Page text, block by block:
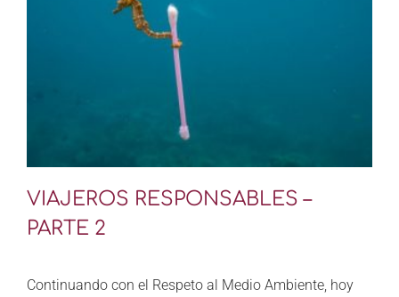
VIAJEROS RESPONSABLES –
PARTE 2
Continuando con el Respeto al Medio Ambiente, hoy